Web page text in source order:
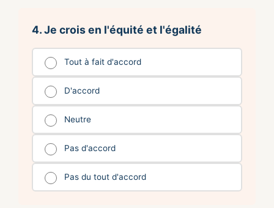
4. Je crois en l'équité et l'égalité
Tout à fait d'accord
D'accord
Neutre
Pas d'accord
Pas du tout d'accord